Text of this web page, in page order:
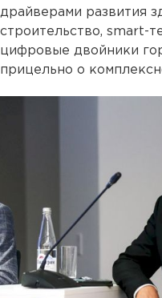
драйверами развития
строительство, smart-
цифровые двойники
прицельно о